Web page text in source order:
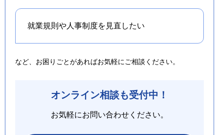
就業規則や人事制度を 見直したい
など、お困りごとがあればお気軽にご相談ください。
オンライン相談も受付中！
お気軽にお問い合わせください。